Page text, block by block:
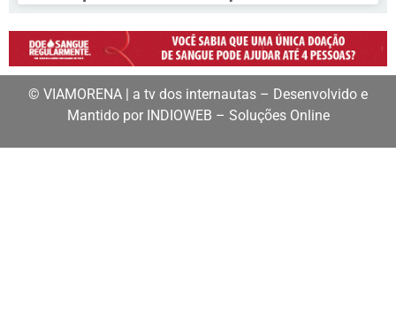
© VIAMORENA | a tv dos internautas – Desenvolvido e
Mantido por INDIOWEB – Soluções Online